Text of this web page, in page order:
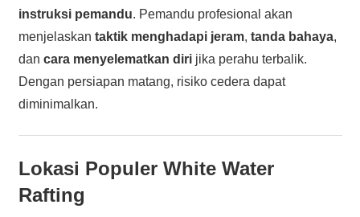
instruksi pemandu. Pemandu profesional akan
menjelaskan taktik menghadapi jeram, tanda bahaya,
dan cara menyelematkan dirijika perahu terbalik.
Dengan persiapan matang, risiko cedera dapat
diminimalkan.
Lokasi Populer White Water
Rafting